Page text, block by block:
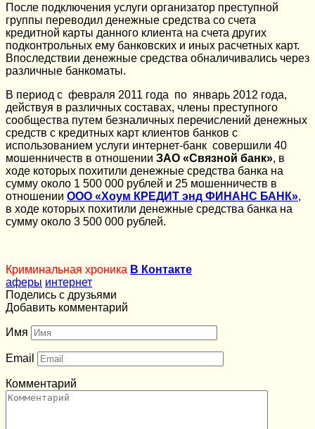
После подключения услуги организатор преступной
группы переводил денежные средства со счета
кредитной карты данного клиента на счета других
подконтрольных ему банковских и иных расчетных карт.
Впоследствии денежные средства обналичивались через
различные банкоматы.
В период с февраля 2011 года по январь 2012 года,
действуя в различных составах, члены преступного
сообщества путем безналичных перечислений денежных
средств с кредитных карт клиентов банков с
использованием услуги интернет-банк совершили 40
мошенничеств в отношении ЗАО «Связной банк», в
ходе которых похитили денежные средства банка на
сумму около 1 500 000 рублей и 25 мошенничеств в
отношении ООО «Хоум КРЕДИТ энд ФИНАНС БАНК»,
в ходе которых похитили денежные средства банка на
сумму около 3 500 000 рублей.
Криминальная хроника В Контакте
аферы интернет
Поделись с друзьями
Добавить комментарий
Имя
Email
Комментарий